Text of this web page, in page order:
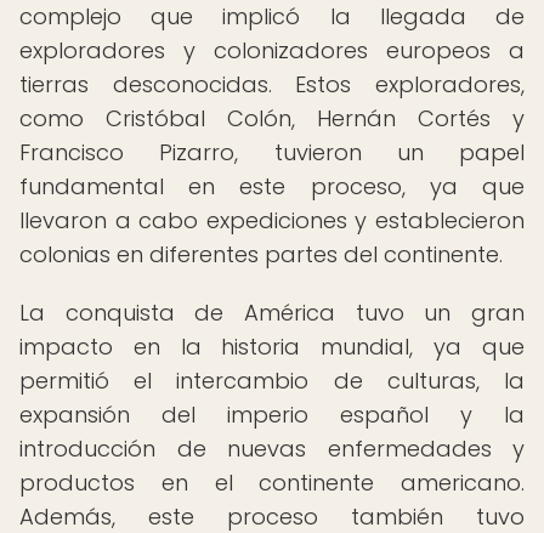
complejo que implicó la llegada de
exploradores y colonizadores europeos a
tierras desconocidas. Estos exploradores,
como Cristóbal Colón, Hernán Cortés y
Francisco Pizarro, tuvieron un papel
fundamental en este proceso, ya que
llevaron a cabo expediciones y establecieron
colonias en diferentes partes del continente.
La conquista de América tuvo un gran
impacto en la historia mundial, ya que
permitió el intercambio de culturas, la
expansión del imperio español y la
introducción de nuevas enfermedades y
productos en el continente americano.
Además, este proceso también tuvo